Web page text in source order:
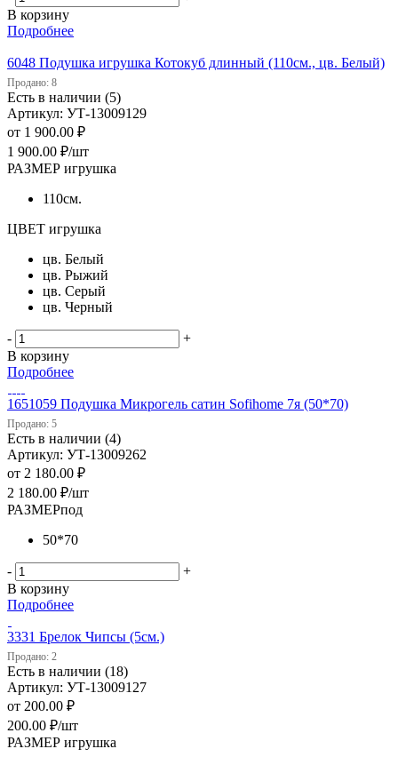
В корзину
Подробнее
6048 Подушка игрушка Котокуб длинный (110см., цв. Белый)
Продано: 8
Есть в наличии (5)
Артикул: УТ-13009129
от 1 900.00 ₽
1 900.00 ₽/шт
РАЗМЕР игрушка
110см.
ЦВЕТ игрушка
цв. Белый
цв. Рыжий
цв. Серый
цв. Черный
-
+
В корзину
Подробнее
1651059 Подушка Микрогель сатин Sofihome 7я (50*70)
Продано: 5
Есть в наличии (4)
Артикул: УТ-13009262
от 2 180.00 ₽
2 180.00 ₽/шт
РАЗМЕРпод
50*70
-
+
В корзину
Подробнее
3331 Брелок Чипсы (5см.)
Продано: 2
Есть в наличии (18)
Артикул: УТ-13009127
от 200.00 ₽
200.00 ₽/шт
РАЗМЕР игрушка